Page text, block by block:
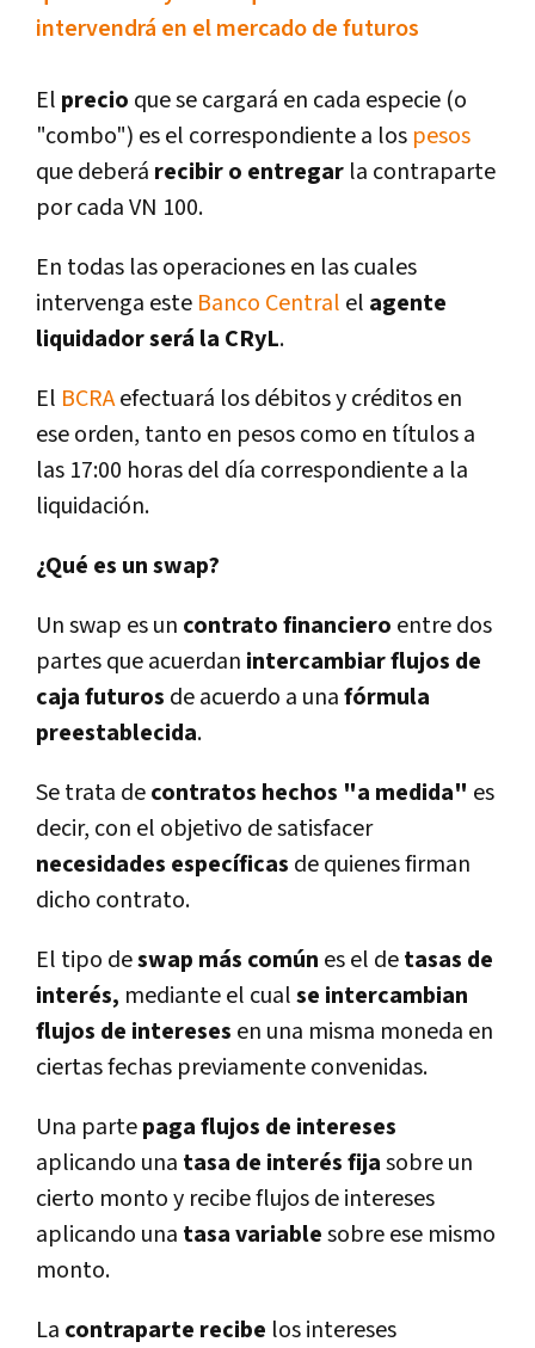
intervendrá en el mercado de futuros
El precio que se cargará en cada especie (o
"combo") es el correspondiente a los pesos
que deberá recibir o entregar la contraparte
por cada VN 100.
En todas las operaciones en las cuales
intervenga este Banco Central el agente
liquidador será la CRyL.
El BCRAefectuará los débitos y créditos en
ese orden, tanto en pesos como en tí­tulos a
las 17:00 horas del dí­a correspondiente a la
liquidación.
¿Qué es un swap?
Un swap es un contrato financiero entre dos
partes que acuerdan intercambiar flujos de
caja futuros de acuerdo a unafórmula
preestablecida.
Se trata decontratos hechos "a medida" es
decir, con el objetivo de satisfacer
necesidades especí­ficas de quienes firman
dicho contrato.
El tipo deswap más común es el detasas de
interés, mediante el cualse intercambian
flujos de intereses en una misma moneda en
ciertas fechas previamente convenidas.
Una partepaga flujos de intereses
aplicando una tasa de interés fijasobre un
cierto monto y recibe flujos de intereses
aplicando una tasa variablesobre ese mismo
monto.
La contraparte recibe los intereses